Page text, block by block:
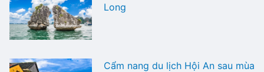
Long
Cẩm nang du lịch Hội An sau mùa